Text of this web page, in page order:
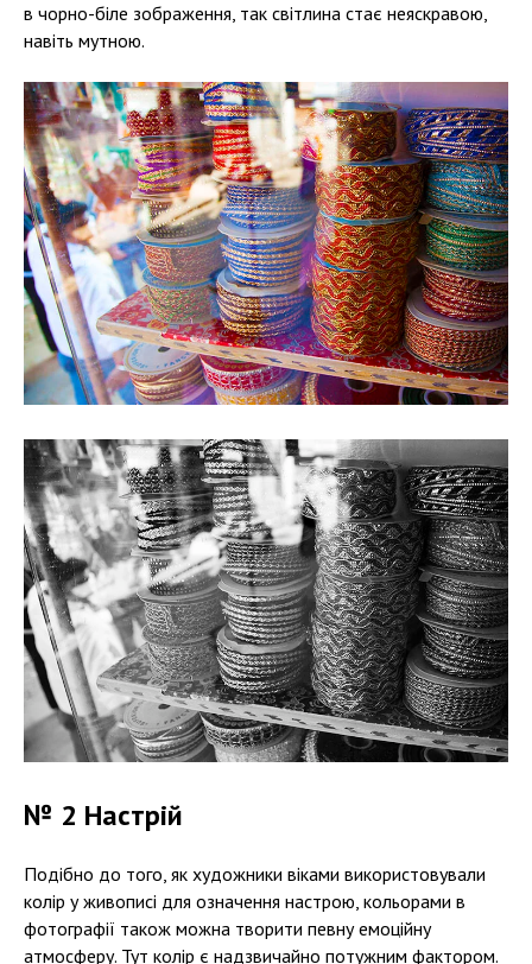
в чорно-біле зображення, так світлина стає неяскравою,
навіть мутною.
№ 2 Настрій
Подібно до того, як художники віками використовували
колір у живописі для означення настрою, кольорами в
фотографії також можна творити певну емоційну
атмосферу. Тут колір є надзвичайно потужним фактором.